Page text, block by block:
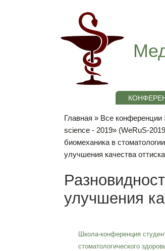
Главная » Все конференции
science - 2019» (WeRuS-
биомеханика в
улучшения качества
улучшения
Школа-конференция
стоматологического